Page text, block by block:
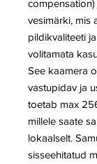
vesimärki, mis
pildikvaliteeti
volitamata
See kaamera
vastupidav ja
toetab max
millele saate
lokaalselt.
sisseehitatud